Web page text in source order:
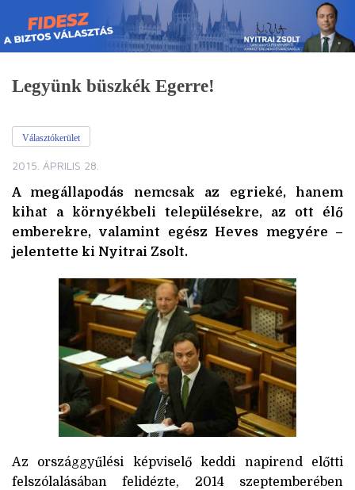
Skip
to
content
Legyünk büszkék Egerre!
Választókerület
2015. ÁPRILIS 28.
A megállapodás nemcsak az egrieké, hanem
kihat a környékbeli településekre, az ott élő
emberekre, valamint egész Heves megyére –
jelentette ki Nyitrai Zsolt.
Az országgyűlési képviselő keddi napirend előtti
felszólalásában felidézte, 2014 szeptemberében